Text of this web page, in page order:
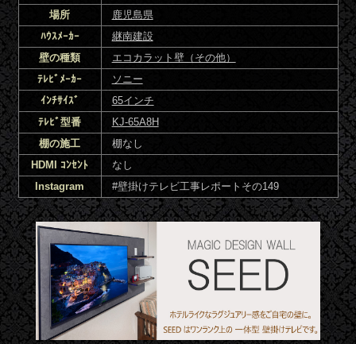
場所
鹿児島県
ﾊｳｽﾒｰｶｰ
継南建設
壁の種類
エコカラット壁（その他）
ﾃﾚﾋﾞﾒｰｶｰ
ソニー
ｲﾝﾁｻｲｽﾞ
65インチ
ﾃﾚﾋﾞ型番
KJ-65A8H
棚の施工
棚なし
HDMI ｺﾝｾﾝﾄ
なし
Instagram
#壁掛けテレビ工事レポートその149